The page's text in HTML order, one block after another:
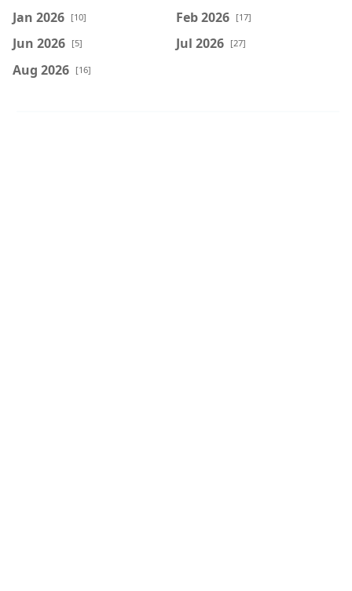
Jan 2026 [10] Feb 2026 [17]
Jun 2026 [5] Jul 2026 [27]
Aug 2026 [16]